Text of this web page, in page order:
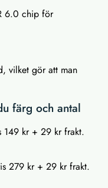
6.0 chip för
vilket gör att man
färg och antal
kr + 29 kr frakt.
279 kr + 29 kr frakt.